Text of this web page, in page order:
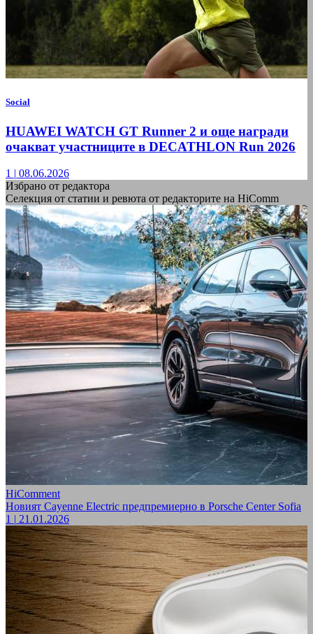
Social
HUAWEI WATCH GT Runner 2 и още награди
очакват участниците в DECATHLON Run 2026
1 | 08.06.2026
Избрано от редактора
Селекция от статии и ревюта от редакторите на HiComm
HiComment
Новият Cayenne Electric предпремиерно в Porsche Center Sofia
1 | 21.01.2026